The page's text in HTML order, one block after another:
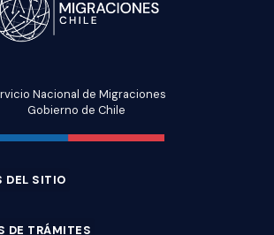
Nacional de Migraciones
Gobierno de Chile